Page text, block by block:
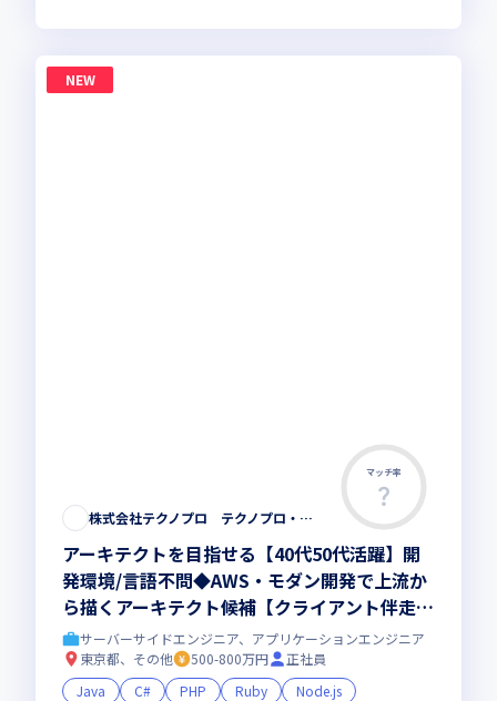
NEW
マッチ率
株式会社テクノプロ テクノプロ・エンジニアリング社
アーキテクトを目指せる【40代50代活躍】開
発環境/言語不問◆AWS・モダン開発で上流か
ら描くアーキテクト候補【クライアント伴走型
のフルスタック・リードエンジニア 】大手直
取引・最先端プロジェクト多数／残業少・福利
厚生◎
サーバーサイドエンジニア、アプリケーションエンジニア
東京都、その他
500-800万円
正社員
Java
C# PHP Ruby
Node.js